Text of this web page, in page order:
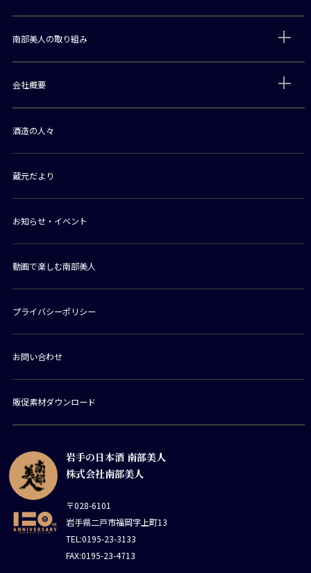
岩手の日本酒 南部美人
株式会社南部美人
〒028-6101
岩手県二戸市福岡字上町13
TEL:0195-23-3133
FAX:0195-23-4713
南部美人の取り組み
会社概要
酒造の人々
蔵元だより
お知らせ・イベント
動画で楽しむ南部美人
プライバシーポリシー
お問い合わせ
販促素材ダウンロード